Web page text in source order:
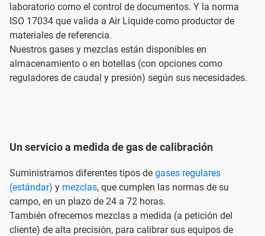
laboratorio como el control de documentos. Y la norma
ISO 17034 que valida a Air Liquide como productor de
materiales de referencia.
Nuestros gases y mezclas están disponibles en
almacenamiento o en botellas (con opciones como
reguladores de caudal y presión) según sus necesidades.
Un servicio a medida de gas de calibración
Suministramos diferentes tipos de gases regulares
(estándar) y mezclas, que cumplen las normas de su
campo, en un plazo de 24 a 72 horas.
También ofrecemos mezclas a medida (a petición del
cliente) de alta precisión, para calibrar sus equipos de